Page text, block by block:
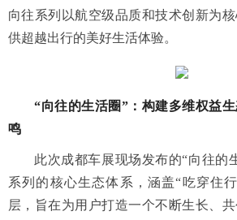
向往系列以航空级品质和技术创新为
供超越出行的美好生活体验。
“向往的生活圈”：构建多维权益
鸣
此次成都车展现场发布的“向往的
系列的核心生态体系，涵盖“吃穿住
层，旨在为用户打造一个不断生长、